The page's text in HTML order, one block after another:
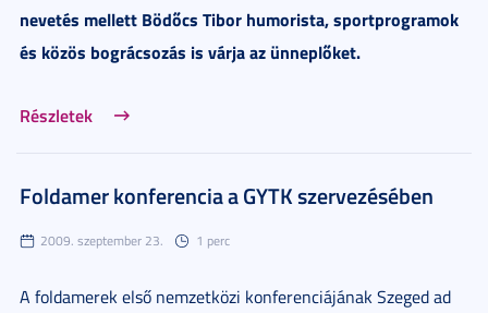
nevetés mellett Bödőcs Tibor humorista, sportprogramok
és közös bográcsozás is várja az ünneplőket.
Részletek
Foldamer konferencia a GYTK szervezésében
2009. szeptember 23. 1 perc
A foldamerek első nemzetközi konferenciájának Szeged ad